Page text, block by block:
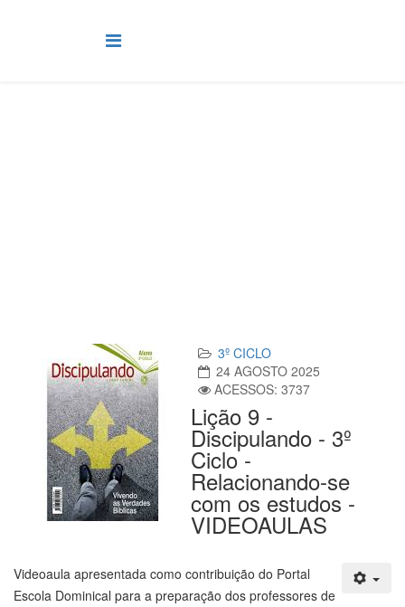
3º CICLO
24 AGOSTO 2025
ACESSOS: 3737
Lição 9 -
Discipulando - 3º
Ciclo -
Relacionando-se
com os estudos -
VIDEOAULAS
Videoaula apresentada como contribuição do Portal
Escola Dominical para a preparação dos professores de